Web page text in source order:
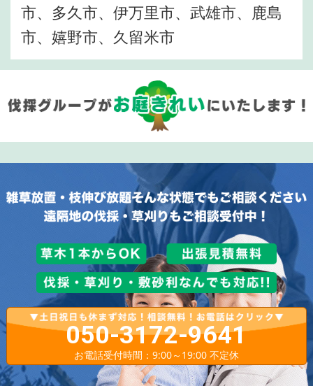
市、多久市、伊万里市、武雄市、鹿島
市、嬉野市、久留米市
050-3172-9641
お電話受付時間：9:00～19:00 不定休